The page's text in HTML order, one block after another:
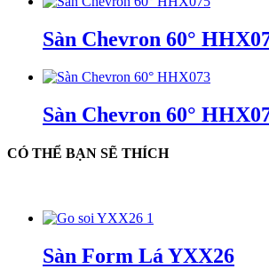
Sàn Chevron 60°
Sàn Chevron 60°
CÓ THỂ BẠN SẼ THÍCH
Sàn Form Lá YXX26